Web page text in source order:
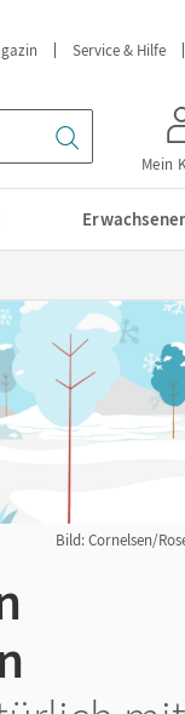
Service & Hilfe
Mein
Bild: Cornelsen/